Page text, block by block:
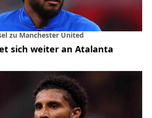
zu Manchester United
sich weiter an Atalanta